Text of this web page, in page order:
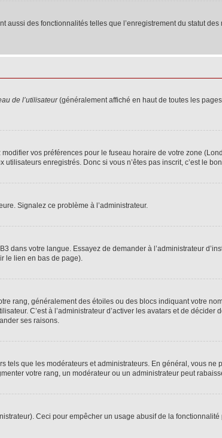
des fonctionnalités telles que l’enregistrement du statut
de l’utilisateur(généralement affiché en haut de toutes les
vos préférences pour le fuseau horaire de votre zone
enregistrés. Donc si vous n’êtes pas inscrit, c’est le
Signalez ce problème à l’administrateur.
dans votre langue. Essayez de demander à l’administrateur
le lien en bas de page).
rang, généralement des étoiles ou des blocs indiquant votre
C’est à l’administrateur d’activer les avatars et de décider
ses raisons.
que les modérateurs et administrateurs. En général, vous ne
votre rang, un modérateur ou un administrateur peut
Ceci pour empêcher un usage abusif de la fonctionnalité